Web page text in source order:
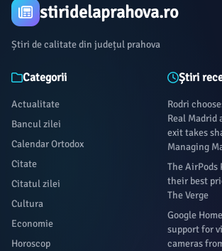
stiridelaprahova.ro
Știri de calitate din județul prahova
Categorii
Actualitate
Bancul zilei
Calendar Ortodox
Citate
Citatul zilei
Cultura
Economie
Horoscop
Știri
Rodri
Real Madrid
exit takes
Managing
The AirPods
their best
The Verge
Google
support for
cameras